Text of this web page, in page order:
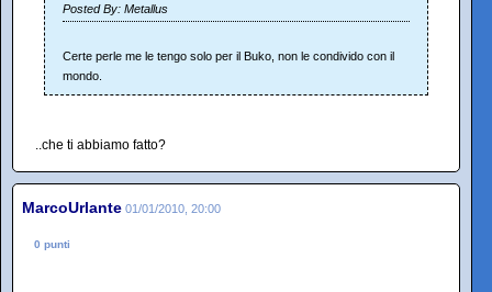
Posted By: Metallus
Certe perle me le tengo solo per il Buko, non le condivido con il
mondo.
..che ti abbiamo fatto?
MarcoUrlante 01/01/2010, 20:00
0 punti